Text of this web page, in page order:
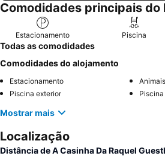
Comodidades principais do
Estacionamento Piscina
Todas as comodidades
Comodidades do alojamento
Estacionamento
Piscina exterior
Mostrar mais
Localização
Distância de A Casinha Da Raquel